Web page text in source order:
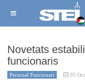
Novetats
funcionaris
Personal Funcionari 05